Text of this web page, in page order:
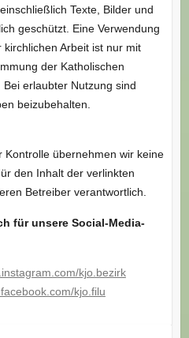
Texte, Bilder und
geschützt. Eine Verwendung
Arbeit ist nur mit
der Katholischen
erlaubter Nutzung sind
beizubehalten.
Kontrolle übernehmen wir keine
den Inhalt der verlinkten
Betreiber verantwortlich.
für unsere Social-Media-
kjo.bezirk
kjo.filu